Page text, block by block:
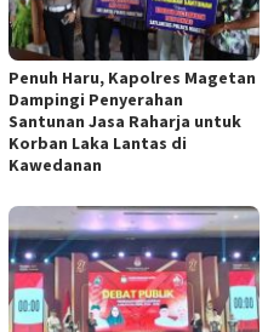
Penuh Haru, Kapolres Magetan
Dampingi Penyerahan
Santunan Jasa Raharja untuk
Korban Laka Lantas di
Kawedanan